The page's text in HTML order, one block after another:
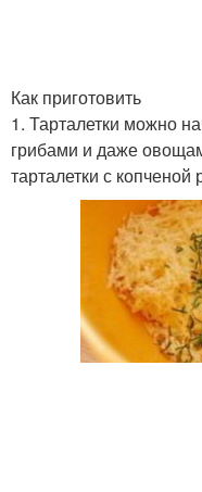
Как приготовить
1. Тарталетки можно
грибами и даже
тарталетки с копченой